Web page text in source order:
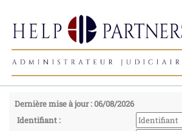
Dernière mise à jour : 06/08/2026
Identifiant :